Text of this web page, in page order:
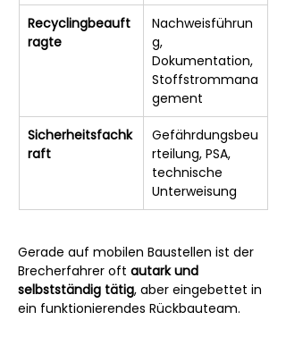
Recyclingbeauft
ragte
Nachweisführun
g,
Dokumentation,
Stoffstrommana
gement
Sicherheitsfachk
raft
Gefährdungsbeu
rteilung, PSA,
technische
Unterweisung
Gerade auf mobilen Baustellen ist der
Brecherfahrer oft autark und
selbstständig tätig, aber eingebettet in
ein funktionierendes Rückbauteam.